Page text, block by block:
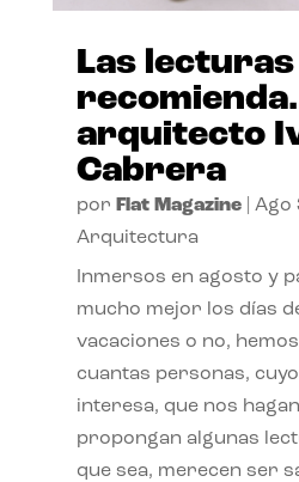
Las
arquitecto
Cabrera
por Flat Magazine| Ago
Arquitectura
Inmersos en agosto y
mucho mejor los días
vacaciones o no,
cuantas personas,
interesa, que nos
propongan algunas
que sea, merecen ser